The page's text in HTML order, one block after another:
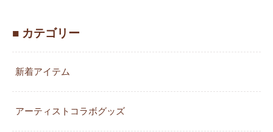
■ カテゴリー
新着アイテム
アーティストコラボグッズ